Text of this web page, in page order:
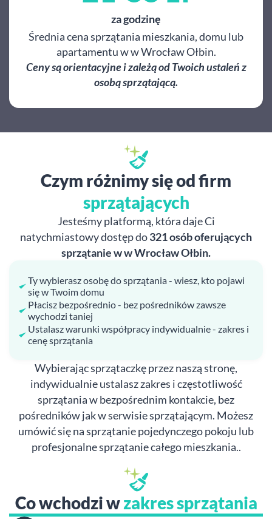
za godzinę
Średnia cena sprzątania mieszkania, domu lub
apartamentu w w Wrocław Ołbin.
Ceny są orientacyjne i zależą od Twoich ustaleń z
osobą sprzątającą.
Czym różnimy się od firm
sprzątających
Jesteśmy platformą, która daje Ci
natychmiastowy dostęp do321 osób oferujących
sprzątanie w w Wrocław Ołbin.
Ty wybierasz osobę do sprzątania - wiesz, kto pojawi
się w Twoim domu
Płacisz bezpośrednio - bez pośredników zawsze
wychodzi taniej
Ustalasz warunki współpracy indywidualnie - zakres i
cenę sprzątania
Wybierając sprzątaczkę przez naszą stronę,
indywidualnie ustalasz zakres i częstotliwość
sprzątania w bezpośrednim kontakcie, bez
pośredników jak w serwisie sprzątającym. Możesz
umówić się na sprzątanie pojedynczego pokoju lub
profesjonalne sprzątanie całego mieszkania..
Co wchodzi wzakres sprzątania